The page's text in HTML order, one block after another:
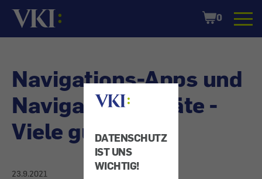
DATENSCHUTZ
IST UNS
WICHTIG!
Startseite
Shopping
Cart
0
Navigations-Apps und
Navigationsgeräte -
Viele gute Navis
23.9.2021